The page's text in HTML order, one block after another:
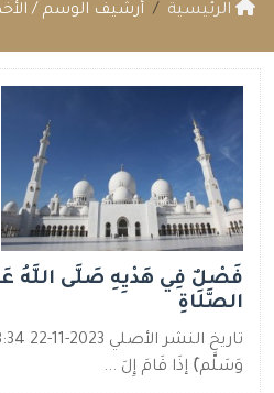
الرئيسية أرشيف الوسم /
فَصْلٌ فِي هَدْيِهِ صَلَّى اللَّهُ
الصَّلَاةِ
وَسَلَّم)َ إذَا قَامَ إِلَ ...